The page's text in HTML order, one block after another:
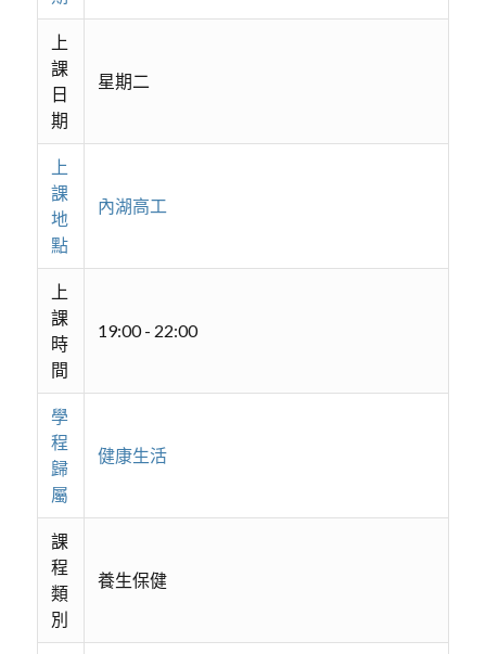
上
課
日
期
星期二
上
課
地
點
內湖高工
上
課
時
間
19:00 - 22:00
學
程
歸
屬
健康生活
課
程
類
別
養生保健